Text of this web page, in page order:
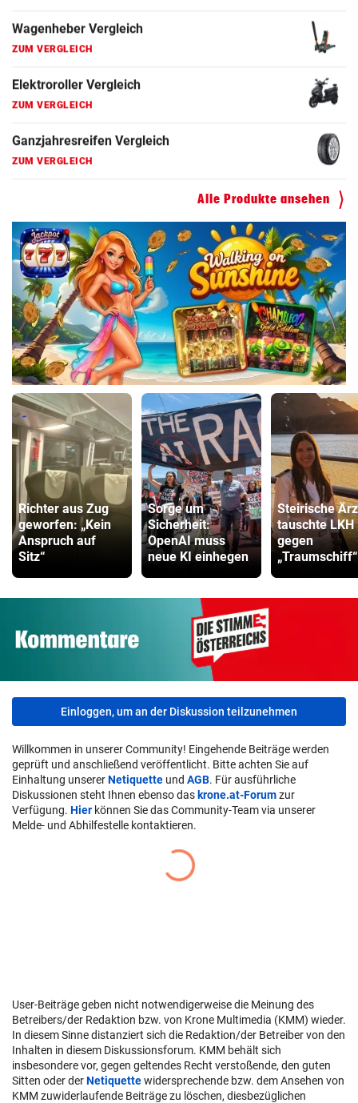
Wagenheber Vergleich
ZUM VERGLEICH
Elektroroller Vergleich
ZUM VERGLEICH
Ganzjahresreifen Vergleich
ZUM VERGLEICH
Schneeketten Vergleich
ZUM VERGLEICH
Drehmomentschlüssel Vergleich
ZUM VERGLEICH
Autokredit Vergleich
ZUM VERGLEICH
Kompressor Vergleich
ZUM VERGLEICH
Alle Produkte ansehen
Richter aus Zug
geworfen: „Kein
Anspruch auf
Sitz“
Sorge um
Sicherheit:
OpenAI muss
neue KI einhegen
Steirische
tauschte LKH
gegen
„Traumschiff“
Einloggen, um an der Diskussion teilzunehmen
Willkommen in unserer Community! Eingehende Beiträge werden
geprüft und anschließend veröffentlicht. Bitte achten Sie auf
Einhaltung unsererNetiquette und AGB. Für ausführliche
Diskussionen steht Ihnen ebenso daskrone.at-Forumzur
Verfügung. Hier können Sie das Community-Team via unserer
Melde- und Abhilfestelle kontaktieren.
User-Beiträge geben nicht notwendigerweise die Meinung des
Betreibers/der Redaktion bzw. von Krone Multimedia (KMM) wieder.
In diesem Sinne distanziert sich die Redaktion/der Betreiber von den
Inhalten in diesem Diskussionsforum. KMM behält sich
insbesondere vor, gegen geltendes Recht verstoßende, den guten
Sitten oder derNetiquettewidersprechende bzw. dem Ansehen von
KMM zuwiderlaufende Beiträge zu löschen, diesbezüglichen